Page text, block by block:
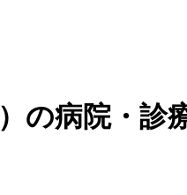
） の病院・診